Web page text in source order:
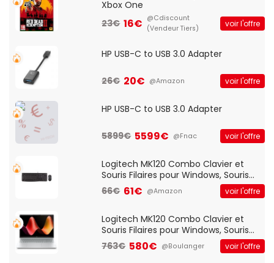
Xbox One
23€ 16€ @Cdiscount
(Vendeur Tiers)
voir l'offre
HP USB-C to USB 3.0 Adapter
26€ 20€ @Amazon voir l'offre
HP USB-C to USB 3.0 Adapter
5899€ 5599€ @Fnac voir l'offre
Logitech MK120 Combo Clavier et
Souris Filaires pour Windows, Souris
Optique Filaire, Connexion USB Plug
And Play, Confortable, Taille
QWERTY UK - Noir
66€ 61€ @Amazon voir l'offre
Logitech MK120 Combo Clavier et
Souris Filaires pour Windows, Souris
Optique Filaire, Connexion USB Plug
And Play, Confortable, Taille
763€ 580€ @Boulanger voir l'offre